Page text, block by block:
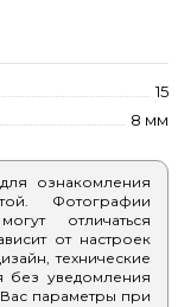
15
8 мм
ознакомления
Фотографии
отличаться
от настроек
технические
без уведомления
параметры при